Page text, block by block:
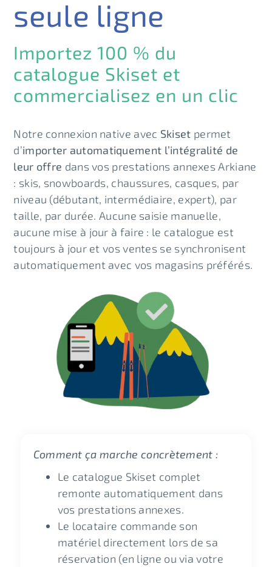
seule ligne
Importez 100 % du
catalogue Skiset et
commercialisez en un clic
Notre connexion native avec Skiset permet
d’importer automatiquement l’intégralité de
leur offre dans vos prestations annexes Arkiane
: skis, snowboards, chaussures, casques, par
niveau (débutant, intermédiaire, expert), par
taille, par durée. Aucune saisie manuelle,
aucune mise à jour à faire : le catalogue est
toujours à jour et vos ventes se synchronisent
automatiquement avec vos magasins préférés.
Comment ça marche concrètement :
Le catalogue Skiset complet
remonte automatiquement dans
vos prestations annexes.
Le locataire commande son
matériel directement lors de sa
réservation (en ligne ou via votre